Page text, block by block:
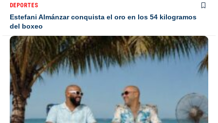
DEPORTES
Estefani Almánzar conquista el oro en los 54 kilogramos
del boxeo